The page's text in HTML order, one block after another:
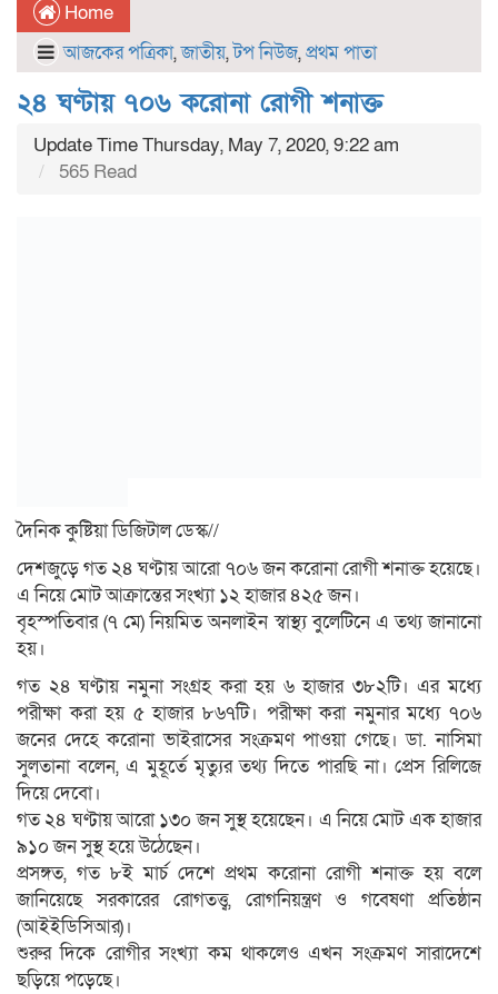
Home
আজকের পত্রিকা,জাতীয়,টপ নিউজ,প্রথম পাতা
২৪ ঘণ্টায় ৭০৬ করোনা রোগী শনাক্ত
Update Time Thursday, May 7, 2020, 9:22 am
565 Read
দৈনিক কুষ্টিয়া ডিজিটাল ডেস্ক//
দেশজুড়ে গত ২৪ ঘণ্টায় আরো ৭০৬ জন করোনা রোগী শনাক্ত হয়েছে।
এ নিয়ে মোট আক্রান্তের সংখ্যা ১২ হাজার ৪২৫ জন।
বৃহস্পতিবার (৭ মে) নিয়মিত অনলাইন স্বাস্থ্য বুলেটিনে এ তথ্য জানানো
হয়।
গত ২৪ ঘণ্টায় নমুনা সংগ্রহ করা হয় ৬ হাজার ৩৮২টি। এর মধ্যে
পরীক্ষা করা হয় ৫ হাজার ৮৬৭টি। পরীক্ষা করা নমুনার মধ্যে ৭০৬
জনের দেহে করোনা ভাইরাসের সংক্রমণ পাওয়া গেছে। ডা. নাসিমা
সুলতানা বলেন, এ মুহূর্তে মৃত্যুর তথ্য দিতে পারছি না। প্রেস রিলিজে
দিয়ে দেবো।
গত ২৪ ঘণ্টায় আরো ১৩০ জন সুস্থ হয়েছেন। এ নিয়ে মোট এক হাজার
৯১০ জন সুস্থ হয়ে উঠেছেন।
প্রসঙ্গত, গত ৮ই মার্চ দেশে প্রথম করোনা রোগী শনাক্ত হয় বলে
জানিয়েছে সরকারের রোগতত্ত্ব, রোগনিয়ন্ত্রণ ও গবেষণা প্রতিষ্ঠান
(আইইডিসিআর)।
শুরুর দিকে রোগীর সংখ্যা কম থাকলেও এখন সংক্রমণ সারাদেশে
ছড়িয়ে পড়েছে।